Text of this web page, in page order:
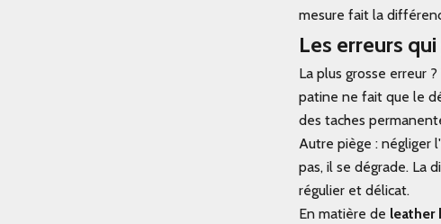
mesure fait la
Les erreurs
La plus grosse erreur
patine ne fait que le
des taches
Autre piège : négliger
pas, il se dégrade. La
régulier et délicat.
En matière de leather